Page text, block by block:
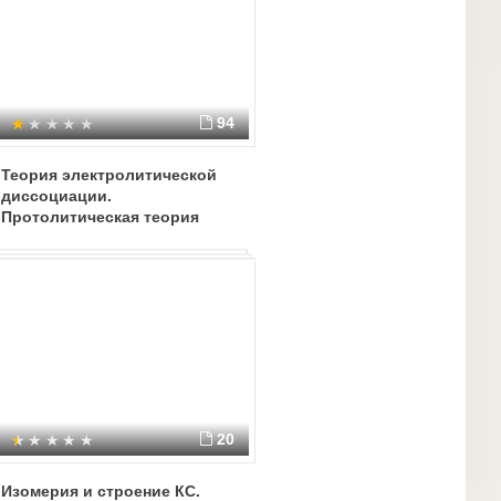
94
Теория электролитической
диссоциации.
Протолитическая теория
20
Изомерия и строение КС.